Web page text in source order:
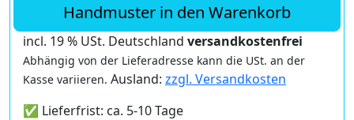
Handmuster in den Warenkorb
incl. 19 % USt. Deutschland versandkostenfrei
Abhängig von der Lieferadresse kann die USt. an der
Kasse variieren. Ausland: zzgl. Versandkosten
✅ Lieferfrist: ca. 5-10 Tage